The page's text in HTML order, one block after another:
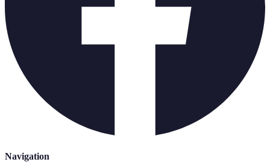
Navigation